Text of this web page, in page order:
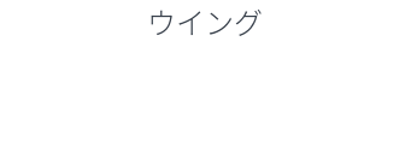
ウイング